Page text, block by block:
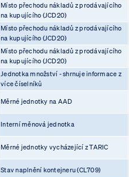
Místo přechodu nákladů z prodávajícího
na kupujícího (JCD20)
Místo přechodu nákladů z prodávajícího
na kupujícího (JCD20)
Místo přechodu nákladů z prodávajícího
na kupujícího (JCD20)
Jednotka množství - shrnuje informace z
více číselníků
Měrné jednotky na AAD
Interní měnová jednotka
Měrné jednotky vycházející z TARIC
Stav naplnění kontejneru (CL709)